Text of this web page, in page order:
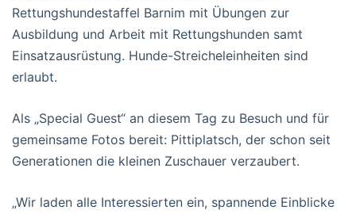
Rettungshundestaffel Barnim mit Übungen zur
Ausbildung und Arbeit mit Rettungshunden samt
Einsatzausrüstung. Hunde-Streicheleinheiten sind
erlaubt.
Als „Special Guest“ an diesem Tag zu Besuch und für
gemeinsame Fotos bereit: Pittiplatsch, der schon seit
Generationen die kleinen Zuschauer verzaubert.
„Wir laden alle Interessierten ein, spannende Einblicke